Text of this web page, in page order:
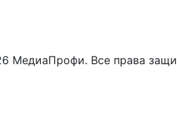
МедиаПрофи. Все права